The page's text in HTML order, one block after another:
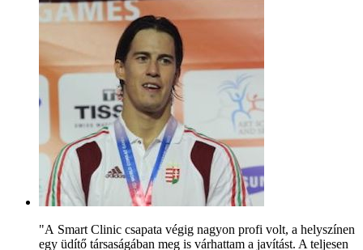
"A Smart Clinic csapata végig nagyon profi volt, a helyszínen
egy üdítő társaságában meg is várhattam a javítást. A teljesen